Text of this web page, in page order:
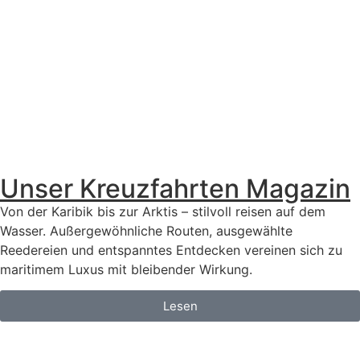
Unser Kreuzfahrten Magazin
Von der Karibik bis zur Arktis – stilvoll reisen auf dem
Wasser. Außergewöhnliche Routen, ausgewählte
Reedereien und entspanntes Entdecken vereinen sich zu
maritimem Luxus mit bleibender Wirkung.
Lesen